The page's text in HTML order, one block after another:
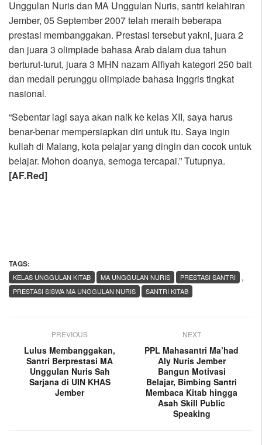
Unggulan Nuris dan MA Unggulan Nuris, santri kelahiran
Jember, 05 September 2007 telah meraih beberapa
prestasi membanggakan. Prestasi tersebut yakni, juara 2
dan juara 3 olimpiade bahasa Arab dalam dua tahun
berturut-turut, juara 3 MHN nazam Alfiyah kategori 250 bait
dan medali perunggu olimpiade bahasa Inggris tingkat
nasional.
“Sebentar lagi saya akan naik ke kelas XII, saya harus
benar-benar mempersiapkan diri untuk itu. Saya ingin
kuliah di Malang, kota pelajar yang dingin dan cocok untuk
belajar. Mohon doanya, semoga tercapai.” Tutupnya.
[AF.Red]
TAGS:
,
KELAS UNGGULAN KITAB MA UNGGULAN NURIS
PRESTASI SANTRI
PRESTASI SISWA MA UNGGULAN NURIS
SANTRI KITAB
PREVIOUS
Lulus Membanggakan,
Santri Berprestasi MA
Unggulan Nuris Sah
Sarjana di UIN KHAS
Jember
NEXT
PPL Mahasantri Ma’had
Aly Nuris Jember
Bangun Motivasi
Belajar, Bimbing Santri
Membaca Kitab hingga
Asah Skill Public
Speaking